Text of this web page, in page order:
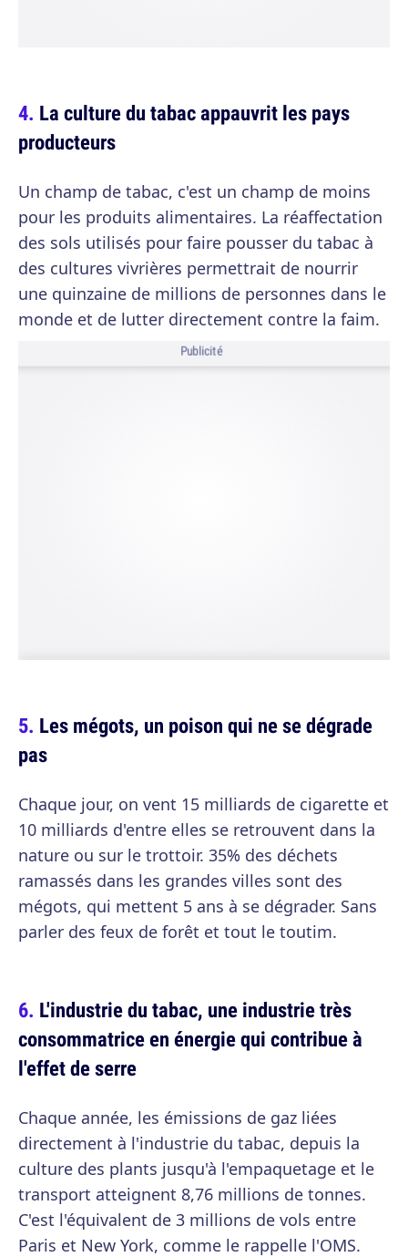
La culture du tabac appauvrit les pays
producteurs
Un champ de tabac, c'est un champ de moins
pour les produits alimentaires. La réaffectation
des sols utilisés pour faire pousser du tabac à
des cultures vivrières permettrait de nourrir
une quinzaine de millions de personnes dans le
monde et de lutter directement contre la faim.
Publicité
Les mégots, un poison qui ne se dégrade
pas
Chaque jour, on vent 15 milliards de cigarette et
10 milliards d'entre elles se retrouvent dans la
nature ou sur le trottoir. 35% des déchets
ramassés dans les grandes villes sont des
mégots, qui mettent 5 ans à se dégrader. Sans
parler des feux de forêt et tout le toutim.
L'industrie du tabac, une industrie très
consommatrice en énergie qui contribue à
l'effet de serre
Chaque année, les émissions de gaz liées
directement à l'industrie du tabac, depuis la
culture des plants jusqu'à l'empaquetage et le
transport atteignent 8,76 millions de tonnes.
C'est l'équivalent de 3 millions de vols entre
Paris et New York, comme le rappelle l'OMS.